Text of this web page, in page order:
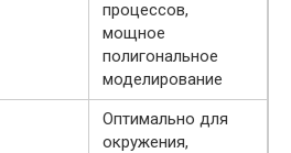
процессов,
мощное
полигональное
моделирование
Оптимально для
окружения,